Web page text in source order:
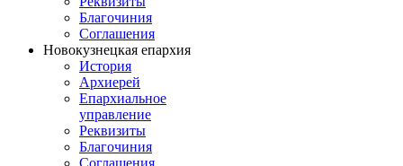
Благочиния
Соглашения
Новокузнецкая епархия
История
Архиерей
Епархиальное
управление
Реквизиты
Благочиния